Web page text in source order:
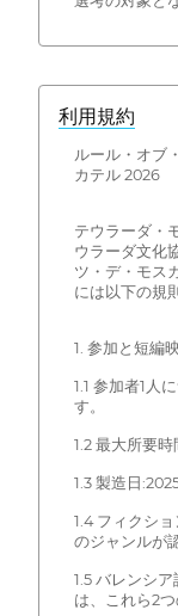
利用規約
ルール・オブ
カテル 2026
テウラーダ・
ウラーダ文化
ツ・デ・モス
には以下の規
1. 参加と短編映
1.1 参加者1人
す。
1.2 最大所要時
1.3 製造日
1.4 フィクシ
のジャンルが
1.5 バレンシ
は、これら2